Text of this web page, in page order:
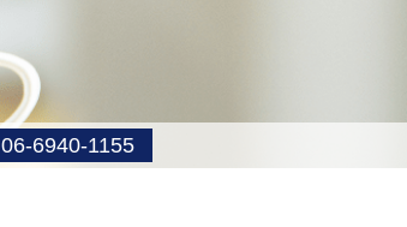
06-6940-1155